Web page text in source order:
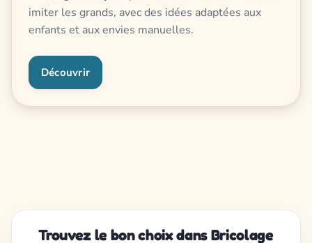
imiter les grands, avec des idées adaptées aux
enfants et aux envies manuelles.
Découvrir
Trouvez le bon choix dans Bricolage